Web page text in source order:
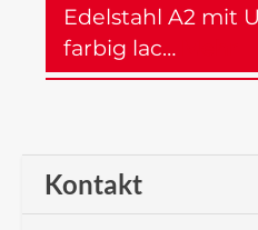
Edelstahl A2 mit
farbig lac…
Kontakt